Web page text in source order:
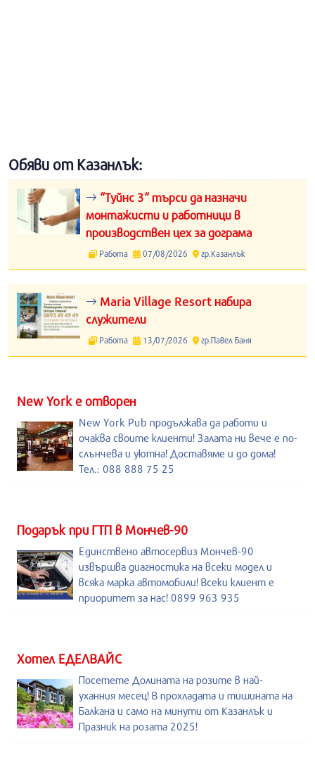
Обяви от Казанлък:
“Туйнс 3“ търси да назначи
монтажисти и работници в
производствен цех за дограма
Работа 07/08/2026 гр.Казанлък
Maria Village Resort набира
служители
Работа 13/07/2026 гр.Павел Баня
New York е отворен
New York Pub продължава да работи и
очаква своите клиенти! Залата ни вече е по-
слънчева и уютна! Доставяме и до дома!
Тел.: 088 888 75 25
Подарък при ГТП в Мончев-90
Единствено автосервиз Мончев-90
извършва диагностика на всеки модел и
всяка марка автомобили! Всеки клиент е
приоритет за нас! 0899 963 935
Хотел ЕДЕЛВАЙС
Посетете Долината на розите в най-
уханния месец! В прохладата и тишината на
Балкана и само на минути от Казанлък и
Празник на розата 2025!